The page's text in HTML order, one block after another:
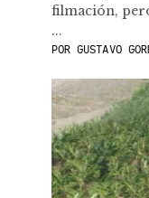
filmación,
...
POR GUSTAVO